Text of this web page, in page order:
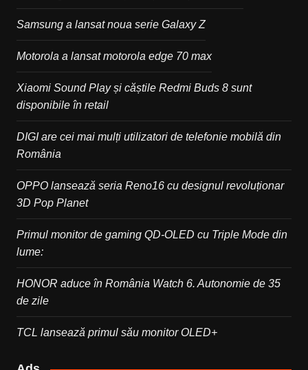
Samsung a lansat noua serie Galaxy Z
Motorola a lansat motorola edge 70 max
Xiaomi Sound Play și căștile Redmi Buds 8 sunt
disponibile în retail
DIGI are cei mai mulți utilizatori de telefonie mobilă din
România
OPPO lansează seria Reno16 cu designul revoluționar
3D Pop Planet
Primul monitor de gaming QD-OLED cu Triple Mode din
lume:
HONOR aduce în România Watch 6. Autonomie de 35
de zile
TCL lansează primul său monitor OLED+